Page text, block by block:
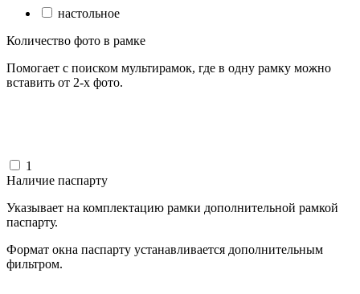
настольное
Количество фото в рамке
Помогает с поиском мультирамок, где в одну рамку можно
вставить от 2-х фото.
1
Наличие паспарту
Указывает на комплектацию рамки дополнительной рамкой
паспарту.
Формат окна паспарту устанавливается дополнительным
фильтром.